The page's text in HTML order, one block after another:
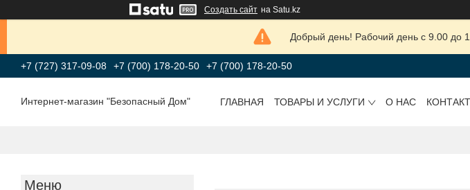
Создать сайт на Satu.kz
Добрый день! Рабочий день с 9.00 до
+7 (727) 317-09-08 +7 (700) 178-20-50 +7 (700) 178-20-50
Интернет-магазин "Безопасный Дом" ГЛАВНАЯ ТОВАРЫ И УСЛУГИ О НАС